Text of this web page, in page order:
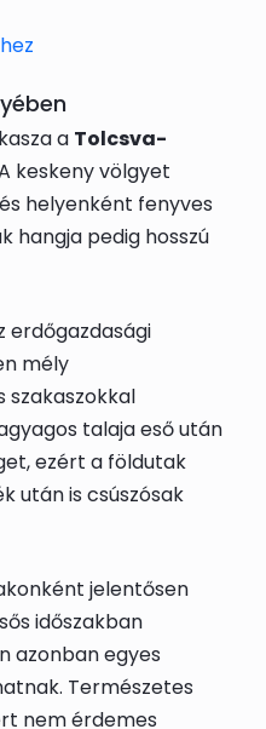
a Tolcsva-
keskeny völgyet
helyenként fenyves
hangja pedig hosszú
erdőgazdasági
mély
szakaszokkal
talaja eső után
ezért a földutak
után is csúszósak
jelentősen
időszakban
azonban egyes
Természetes
nem érdemes